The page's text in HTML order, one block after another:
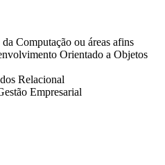
Computação ou áreas afins
Orientado a Objetos
Relacional
Empresarial